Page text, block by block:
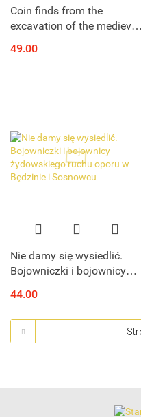
Coin finds from the
excavation of the medieval
Campogrosso Monastery
49.00
Nie damy się wysiedlić.
Bojowniczki i bojownicy
w Będzinie i Sosnowcu
44.00